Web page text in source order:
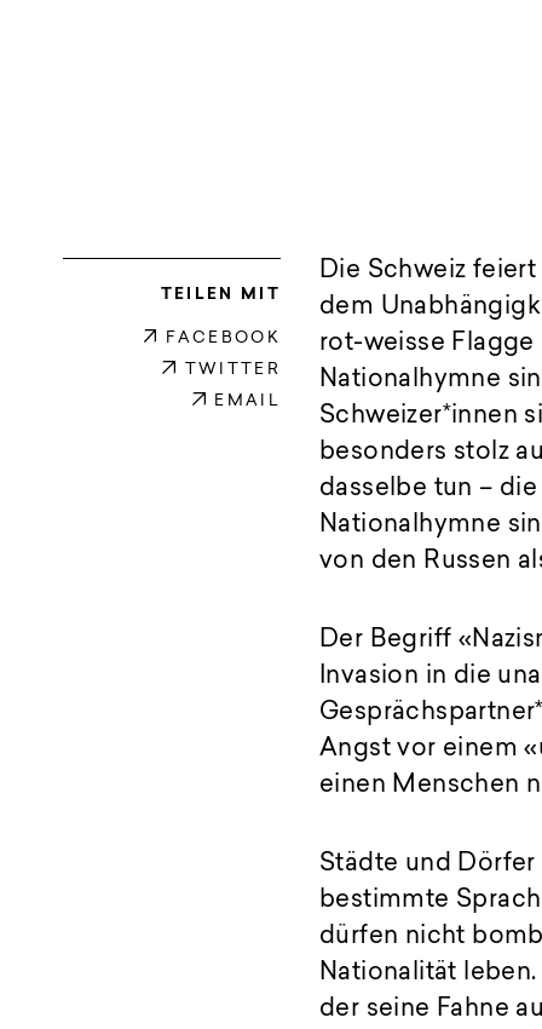
TEILEN MIT
FACEBOOK
TWITTER
EMAIL
Die Schweiz
dem
rot-weisse
Nationalhymne
Schweizer*innen
besonders stolz
dasselbe tun –
Nationalhymne
von den Russen
Der Begriff
Invasion in die
Angst vor einem
einen Menschen
Städte und
bestimmte
dürfen nicht
Nationalität
der seine Fahne